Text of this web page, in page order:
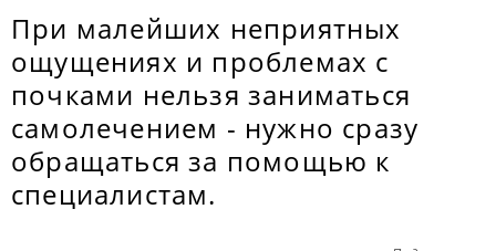
При малейших неприятных
ощущениях и проблемах с
почками нельзя заниматься
самолечением - нужно сразу
обращаться за помощью к
специалистам.